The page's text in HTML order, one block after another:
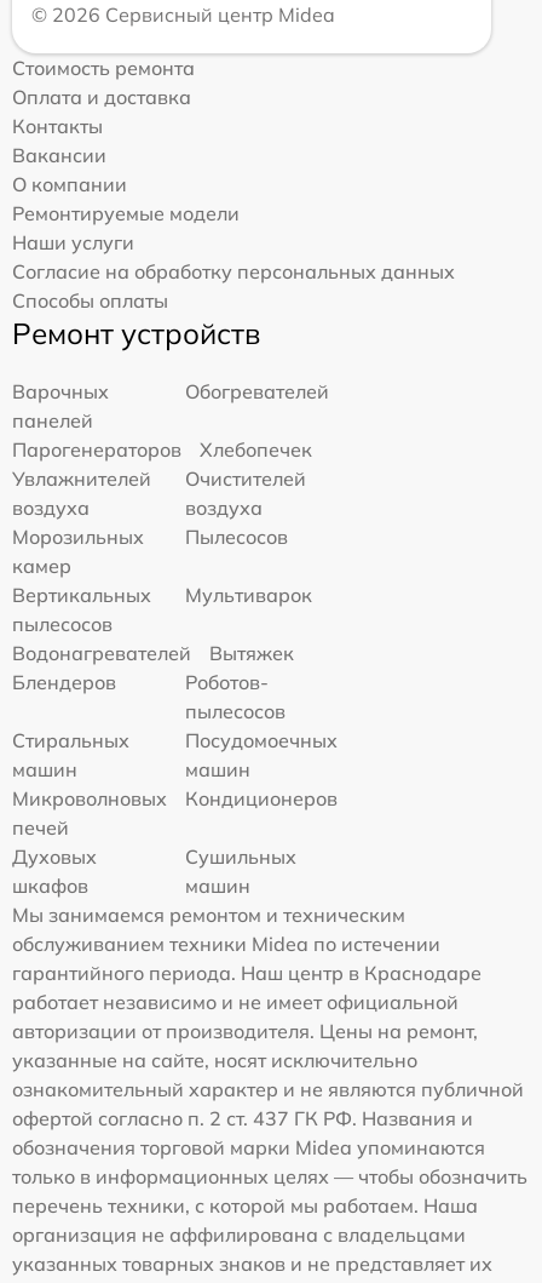
© 2026 Сервисный центр Midea
Стоимость ремонта
Оплата и доставка
Контакты
Вакансии
О компании
Ремонтируемые модели
Наши услуги
Согласие на обработку персональных данных
Способы оплаты
Ремонт устройств
Варочных
панелей
Обогревателей
Парогенераторов
Хлебопечек
Увлажнителей
воздуха
Очистителей
воздуха
Морозильных
камер
Пылесосов
Вертикальных
пылесосов
Мультиварок
Водонагревателей
Вытяжек
Блендеров
Роботов-
пылесосов
Стиральных
машин
Посудомоечных
машин
Микроволновых
печей
Кондиционеров
Духовых
шкафов
Сушильных
машин
Мы занимаемся ремонтом и техническим
обслуживанием техники Midea по истечении
гарантийного периода. Наш центр в Краснодаре
работает независимо и не имеет официальной
авторизации от производителя. Цены на ремонт,
указанные на сайте, носят исключительно
ознакомительный характер и не являются публичной
офертой согласно п. 2 ст. 437 ГК РФ. Названия и
обозначения торговой марки Midea упоминаются
только в информационных целях — чтобы обозначить
перечень техники, с которой мы работаем. Наша
организация не аффилирована с владельцами
указанных товарных знаков и не представляет их